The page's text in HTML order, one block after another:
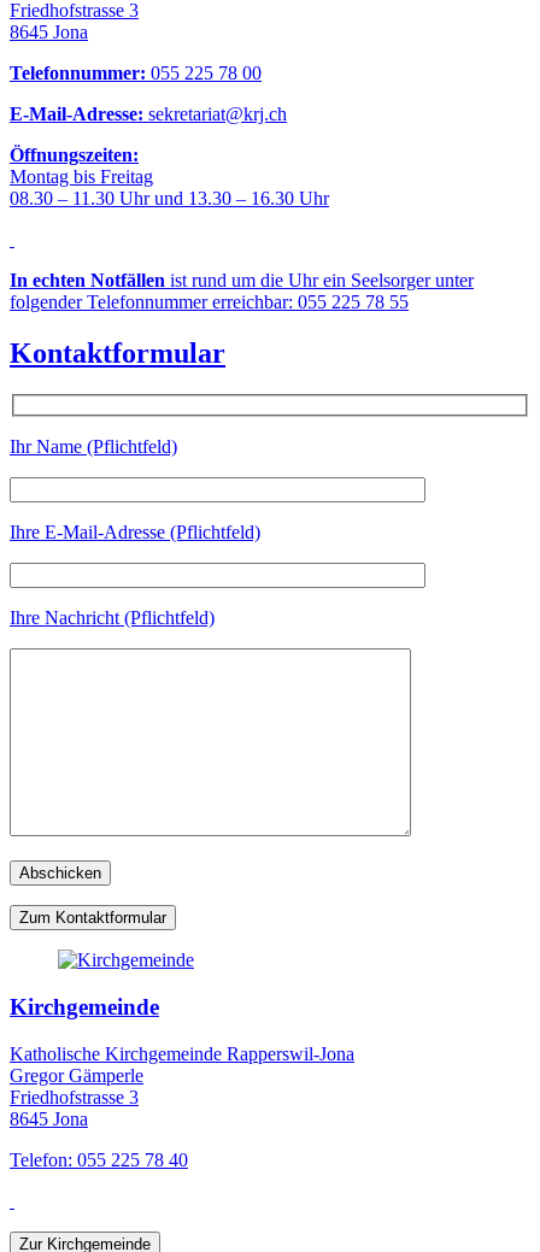
Friedhofstrasse 3
8645 Jona
Telefonnummer: 055 225 78 00
E-Mail-Adresse: sekretariat@krj.ch
Öffnungszeiten:
Montag bis Freitag
08.30 – 11.30 Uhr und 13.30 – 16.30 Uhr
In echten Notfällen ist rund um die Uhr ein Seelsorger unter
folgender Telefonnummer erreichbar: 055 225 78 55
Kontaktformular
Ihr Name (Pflichtfeld)
Ihre E-Mail-Adresse (Pflichtfeld)
Ihre Nachricht (Pflichtfeld)
Zum Kontaktformular
Kirchgemeinde
Katholische Kirchgemeinde Rapperswil-Jona
Gregor Gämperle
Friedhofstrasse 3
8645 Jona
Telefon: 055 225 78 40
Zur Kirchgemeinde